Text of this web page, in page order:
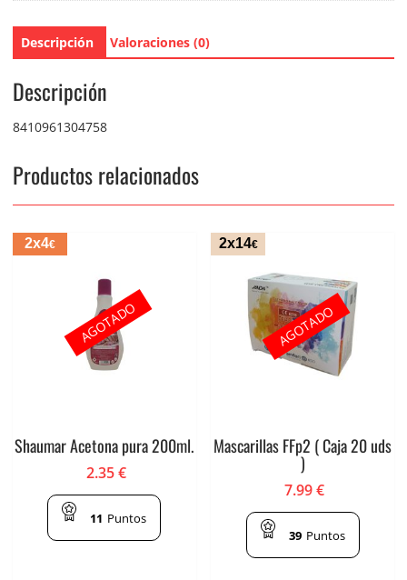
Descripción Valoraciones (0)
Descripción
8410961304758
Productos relacionados
2x4€
Shaumar Acetona pura 200ml.
2.35€
11 Puntos
AGOTADO
2x14€
Mascarillas FFp2 ( Caja 20 uds
)
7.99€
39 Puntos
AGOTADO